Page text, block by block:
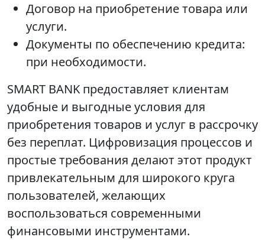
Договор на приобретение товара или
услуги.
Документы по обеспечению кредита:
при необходимости.
SMART BANK предоставляет клиентам
удобные и выгодные условия для
приобретения товаров и услуг в рассрочку
без переплат. Цифровизация процессов и
простые требования делают этот продукт
привлекательным для широкого круга
пользователей, желающих
воспользоваться современными
финансовыми инструментами.